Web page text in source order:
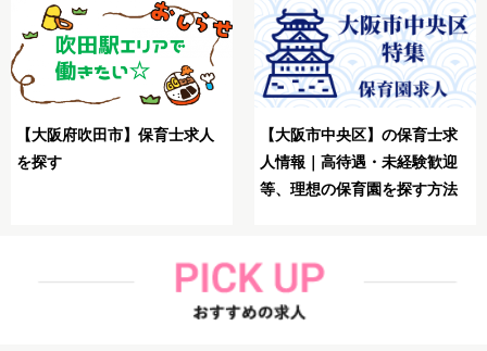
【大阪市鶴見区】保育士が理
想の求人を探す方法解説
【大阪市生野区】保育士
想の求人を探す方法